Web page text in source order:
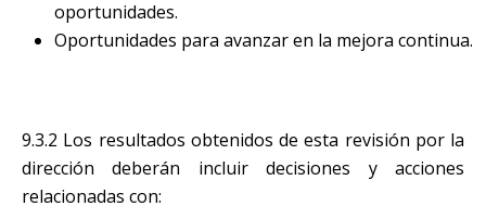
oportunidades.
Oportunidades para avanzar en la mejora continua.
9.3.2 Los resultados obtenidos de esta revisión por la
dirección deberán incluir decisiones y acciones
relacionadas con: